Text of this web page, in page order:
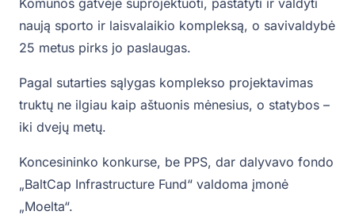
naują sporto ir laisvalaikio kompleksą, o savivaldybė
25 metus pirks jo paslaugas.
Pagal sutarties sąlygas komplekso projektavimas
truktų ne ilgiau kaip aštuonis mėnesius, o statybos –
iki dvejų metų.
Koncesininko konkurse, be PPS, dar dalyvavo fondo
„BaltCap Infrastructure Fund“ valdoma įmonė
„Moelta“.